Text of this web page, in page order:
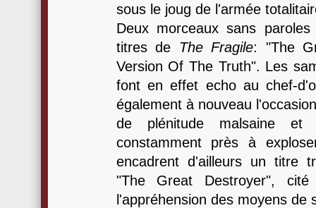
sous le joug de l'armée
Deux morceaux sans
titres de
The Fragile: "The
Version Of The Truth". Les
font en effet echo au chef-
également à nouveau
de plénitude malsaine et
constamment près à
encadrent d'ailleurs un titre
"The Great Destroyer",
l'appréhension des moyens de